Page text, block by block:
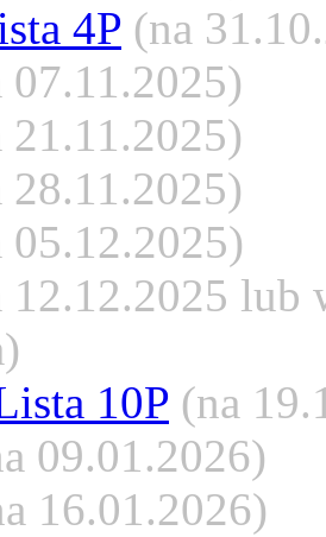
4P (na
07.11.2025)
21.11.2025)
28.11.2025)
05.12.2025)
12.12.2025 lub
10P (na
09.01.2026)
16.01.2026)